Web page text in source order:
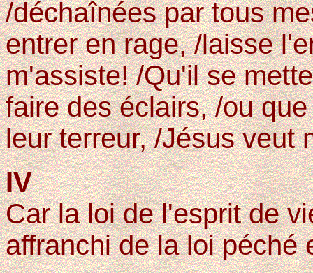
/déchaînées par tous
entrer en rage, /laisse
m'assiste! /Qu'il se
faire des éclairs, /ou
leur terreur, /Jésus veut
IV
Car la loi de l'esprit de
affranchi de la loi péché